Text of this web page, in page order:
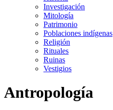
Investigación
Mitología
Patrimonio
Poblaciones indígenas
Religión
Rituales
Ruinas
Vestigios
Antropología